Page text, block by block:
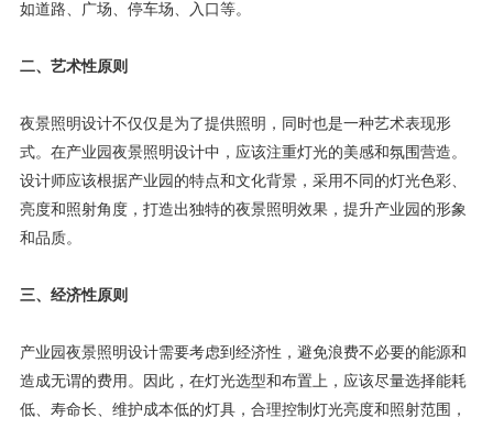
如道路、广场、停车场、入口等。
二、艺术性原则
夜景照明设计不仅仅是为了提供照明，同时也是一种艺术表现形
式。在产业园夜景照明设计中，应该注重灯光的美感和氛围营造。
设计师应该根据产业园的特点和文化背景，采用不同的灯光色彩、
亮度和照射角度，打造出独特的夜景照明效果，提升产业园的形象
和品质。
三、经济性原则
产业园夜景照明设计需要考虑到经济性，避免浪费不必要的能源和
造成无谓的费用。因此，在灯光选型和布置上，应该尽量选择能耗
低、寿命长、维护成本低的灯具，合理控制灯光亮度和照射范围，